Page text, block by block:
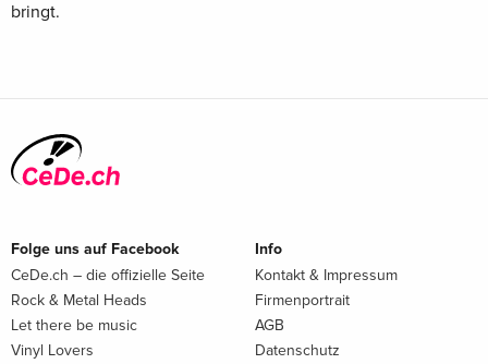
bringt.
Folge uns auf Facebook
CeDe.ch – die offizielle Seite
Rock & Metal Heads
Let there be music
Vinyl Lovers
Info
Kontakt & Impressum
Firmenportrait
AGB
Datenschutz